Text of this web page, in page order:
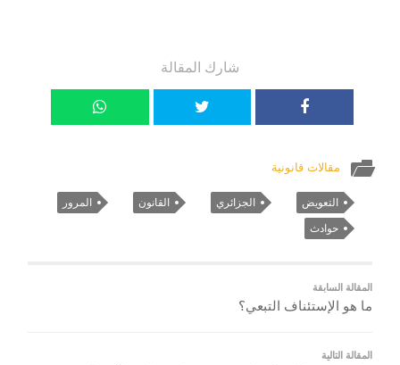
شارك المقالة
مقالات قانونية
التعويض الجزائري القانون المرور
حوادث
المقالة السابقة
ما هو الإستئناف التبعي؟
المقالة التالية